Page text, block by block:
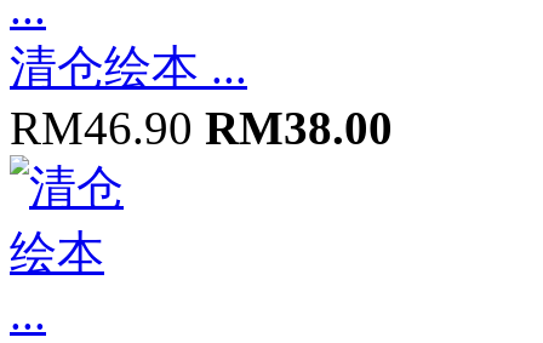
清仓绘本 ...
RM46.90 RM38.00